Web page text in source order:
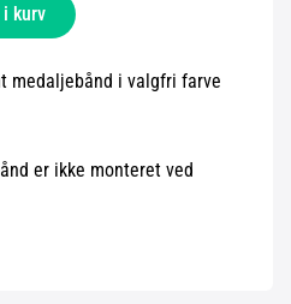
kurv
medaljebånd i valgfri farve
er ikke monteret ved